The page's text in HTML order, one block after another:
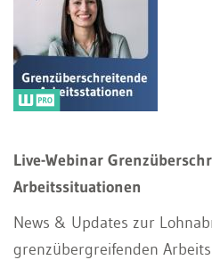
Live-Webinar
Arbeitssituationen
News & Updates zur
grenzübergreifenden